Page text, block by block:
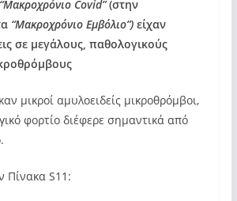
“Μακροχρόνιο Covid”(στην
“Μακροχρόνιο Εμβόλιο”)είχαν
σε μεγάλους, παθολογικούς
μικροί αμυλοειδείς μικροθρόμβοι,
φορτίο διέφερε σημαντικά από
Πίνακα S11: